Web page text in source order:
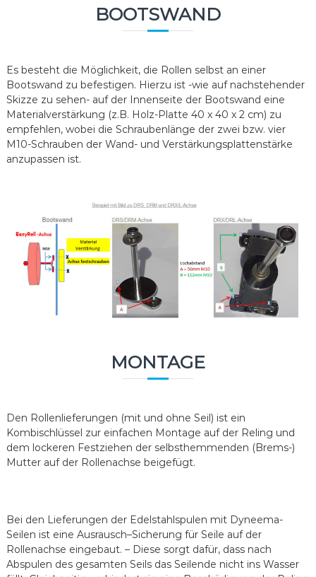
BOOTSWAND
Es besteht die Möglichkeit, die Rollen selbst an einer
Bootswand zu befestigen. Hierzu ist -wie auf nachstehender
Skizze zu sehen- auf der Innenseite der Bootswand eine
Materialverstärkung (z.B. Holz-Platte 40 x 40 x 2 cm) zu
empfehlen, wobei die Schraubenlänge der zwei bzw. vier
M10-Schrauben der Wand- und Verstärkungsplattenstärke
anzupassen ist.
MONTAGE
Den Rollenlieferungen (mit und ohne Seil) ist ein
Kombischlüssel zur einfachen Montage auf der Reling und
dem lockeren Festziehen der selbsthemmenden (Brems-)
Mutter auf der Rollenachse beigefügt.
Bei den Lieferungen der Edelstahlspulen mit Dyneema-
Seilen ist eine Ausrausch–Sicherung für Seile auf der
Rollenachse eingebaut. – Diese sorgt dafür, dass nach
Abspulen des gesamten Seils das Seilende nicht ins Wasser